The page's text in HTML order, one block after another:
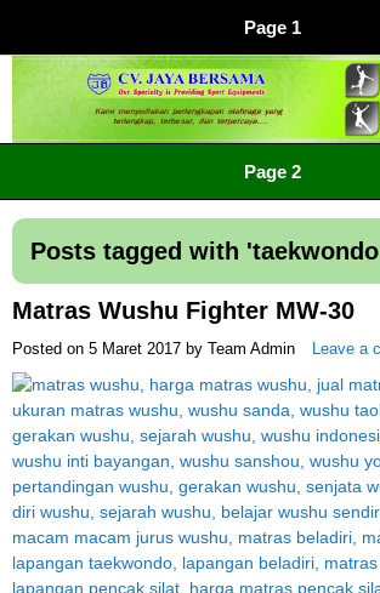
Page 1
CV JAYA BERSAMA Co Id
Menyediakan Semua Perlengkapan
Page 2
Posts tagged with '
Matras Wushu Fighter MW-30
Posted on 5 Maret 2017 by Team Admin Leave a